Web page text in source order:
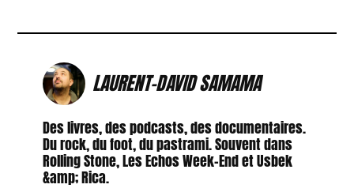
LAURENT-DAVID SAMAMA
Des livres, des podcasts, des documentaires.
Du rock, du foot, du pastrami. Souvent dans
Rolling Stone, Les Echos Week-End et Usbek
&amp; Rica.